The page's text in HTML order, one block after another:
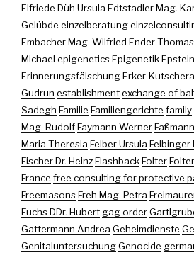
Elfriede Düh Ursula Edtstadler Mag.
Gelübde einzelberatung
Embacher Mag. Wilfried Ender Thomas
Michael epigeneticsEpigenetik
ErinnerungsfälschungErker-
Gudrun establishmentexchange of
Sadegh Familie Familiengerichte family
Mag. RudolfFaymann Werner
Maria Theresia Felber Ursula Felbinger
Fischer Dr. HeinzFlashbackFolter
France free consulting for protective
FreemasonsFreh Mag. Petra
Fuchs DDr. Hubert gag order
Gattermann Andrea Geheimdienste
GenitaluntersuchungGenocide